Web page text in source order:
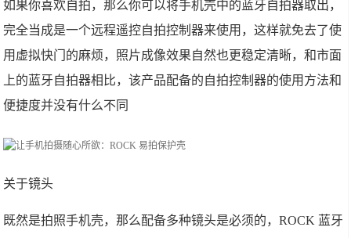
如果你喜欢自拍，那么你可以将手机壳中的蓝牙自拍器取出，
完全当成是一个远程遥控自拍控制器来使用，这样就免去了使
用虚拟快门的麻烦，照片成像效果自然也更稳定清晰，和市面
上的蓝牙自拍器相比，该产品配备的自拍控制器的使用方法和
便捷度并没有什么不同
关于镜头
既然是拍照手机壳，那么配备多种镜头是必须的，ROCK 蓝牙